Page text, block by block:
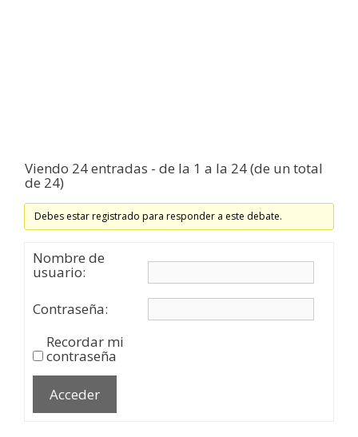
Viendo 24 entradas - de la 1 a la 24 (de un total
de 24)
Debes estar registrado para responder a este debate.
Nombre de
usuario:
Contraseña:
Recordar mi
contraseña
Acceder